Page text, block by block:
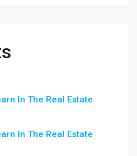
In The Real Estate
In The Real Estate